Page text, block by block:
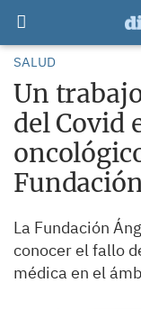
SALUD
Un
del Covid
La Fundación
conocer el fallo
médica en el